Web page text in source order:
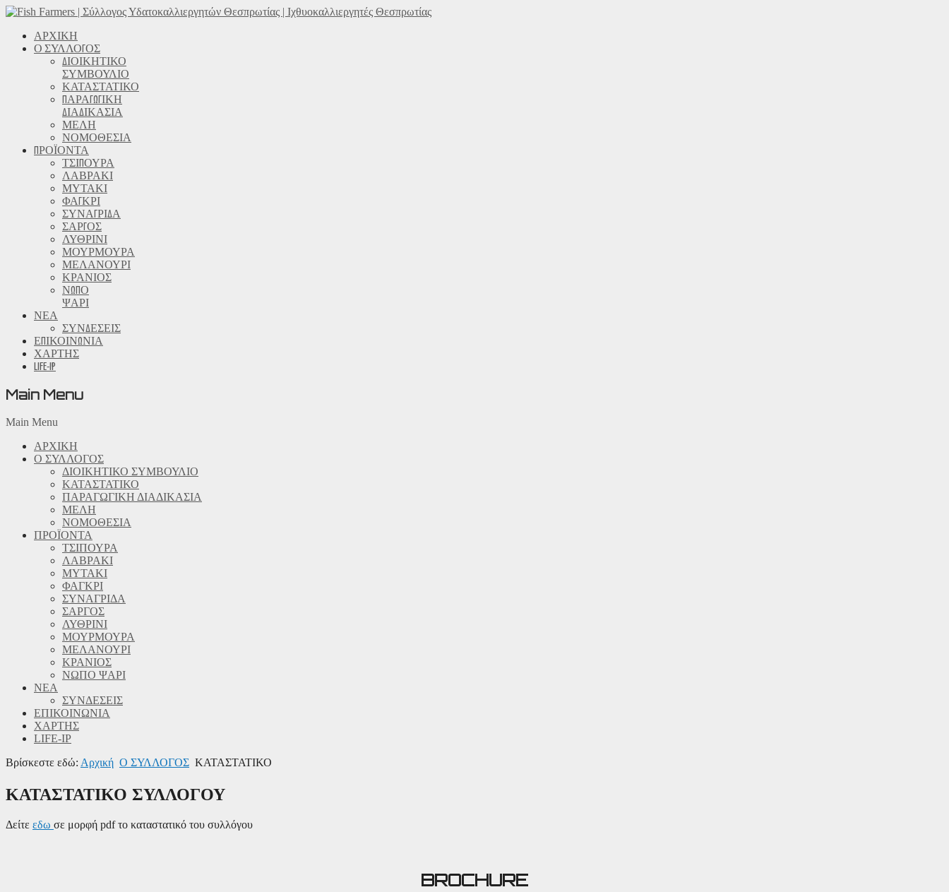
ΑΡΧΙΚΗ
Ο ΣΥΛΛΟΓΟΣ
ΔΙΟΙΚΗΤΙΚΟ
ΣΥΜΒΟΥΛΙΟ
ΚΑΤΑΣΤΑΤΙΚΟ
ΠΑΡΑΓΩΓΙΚΗ
ΔΙΑΔΙΚΑΣΙΑ
ΜΕΛΗ
ΝΟΜΟΘΕΣΙΑ
ΠΡΟΪΟΝΤΑ
ΤΣΙΠΟΥΡΑ
ΛΑΒΡΑΚΙ
ΜΥΤΑΚΙ
ΦΑΓΚΡΙ
ΣΥΝΑΓΡΙΔΑ
ΣΑΡΓΟΣ
ΛΥΘΡΙΝΙ
ΜΟΥΡΜΟΥΡΑ
ΜΕΛΑΝΟΥΡΙ
ΚΡΑΝΙΟΣ
ΝΩΠΟ
ΨΑΡΙ
ΝΕΑ
ΣΥΝΔΕΣΕΙΣ
ΕΠΙΚΟΙΝΩΝΙΑ
ΧΑΡΤΗΣ
LIFE-IP
Main Menu
Main Menu
ΑΡΧΙΚΗ
Ο ΣΥΛΛΟΓΟΣ
ΔΙΟΙΚΗΤΙΚΟ ΣΥΜΒΟΥΛΙΟ
ΚΑΤΑΣΤΑΤΙΚΟ
ΠΑΡΑΓΩΓΙΚΗ ΔΙΑΔΙΚΑΣΙΑ
ΜΕΛΗ
ΝΟΜΟΘΕΣΙΑ
ΠΡΟΪΟΝΤΑ
ΤΣΙΠΟΥΡΑ
ΛΑΒΡΑΚΙ
ΜΥΤΑΚΙ
ΦΑΓΚΡΙ
ΣΥΝΑΓΡΙΔΑ
ΣΑΡΓΟΣ
ΛΥΘΡΙΝΙ
ΜΟΥΡΜΟΥΡΑ
ΜΕΛΑΝΟΥΡΙ
ΚΡΑΝΙΟΣ
ΝΩΠΟ ΨΑΡΙ
ΝΕΑ
ΣΥΝΔΕΣΕΙΣ
ΕΠΙΚΟΙΝΩΝΙΑ
ΧΑΡΤΗΣ
LIFE-IP
Βρίσκεστε εδώ: Αρχική Ο ΣΥΛΛΟΓΟΣ ΚΑΤΑΣΤΑΤΙΚΟ
ΚΑΤΑΣΤΑΤΙΚΟ ΣΥΛΛΟΓΟΥ
Δείτε εδω σε μορφή pdf το καταστατικό του συλλόγου
BROCHURE